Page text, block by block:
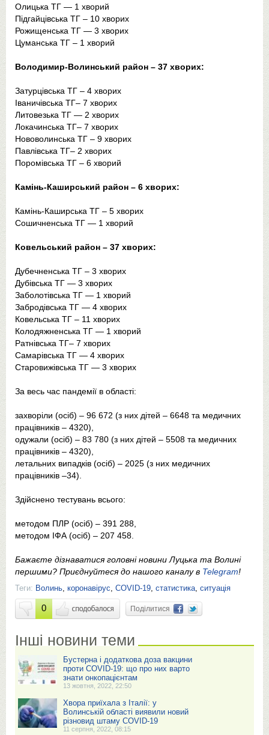
Олицька ТГ — 1 хворий
Підгайцівська ТГ – 10 хворих
Рожищенська ТГ — 3 хворих
Цуманська ТГ – 1 хворий
Володимир-Волинський район – 37 хворих:
Затурцівська ТГ – 4 хворих
Іваничівська ТГ– 7 хворих
Литовезька ТГ — 2 хворих
Локачинська ТГ– 7 хворих
Нововолинська ТГ – 9 хворих
Павлівська ТГ– 2 хворих
Поромівська ТГ – 6 хворий
Камінь-Каширський район – 6 хворих:
Камінь-Каширська ТГ – 5 хворих
Сошичненська ТГ — 1 хворий
Ковельський район – 37 хворих:
Дубечненська ТГ – 3 хворих
Дубівська ТГ — 3 хворих
Заболотівська ТГ — 1 хворий
Забродівська ТГ — 4 хворих
Ковельська ТГ – 11 хворих
Колодяжненська ТГ — 1 хворий
Ратнівська ТГ– 7 хворих
Самарівська ТГ — 4 хворих
Старовижівська ТГ — 3 хворих
За весь час пандемії в області:
захворіли (осіб) – 96 672 (з них дітей – 6648 та медичних
працівників – 4320),
одужали (осіб) – 83 780 (з них дітей – 5508 та медичних
працівників – 4320),
летальних випадків (осіб) – 2025 (з них медичних
працівників –34).
Здійснено тестувань всього:
методом ПЛР (осіб) – 391 288,
методом ІФА (осіб) – 207 458.
Бажаєте дізнаватися головні новини Луцька та Волині
першими? Приєднуйтеся до нашого каналу в Telegram!
Теги: Волинь, коронавірус, COVID-19, статистика, ситуація
0 Поділитися
Інші новини теми
Бустерна і додаткова доза вакцини
проти COVID-19: що про них варто
знати онкопацієнтам
13 жовтня, 2022, 22:50
Хвора приїхала з Італії: у
Волинській області виявили новий
різновид штаму COVID-19
11 серпня, 2022, 08:15